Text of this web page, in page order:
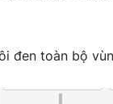
đen toàn bộ